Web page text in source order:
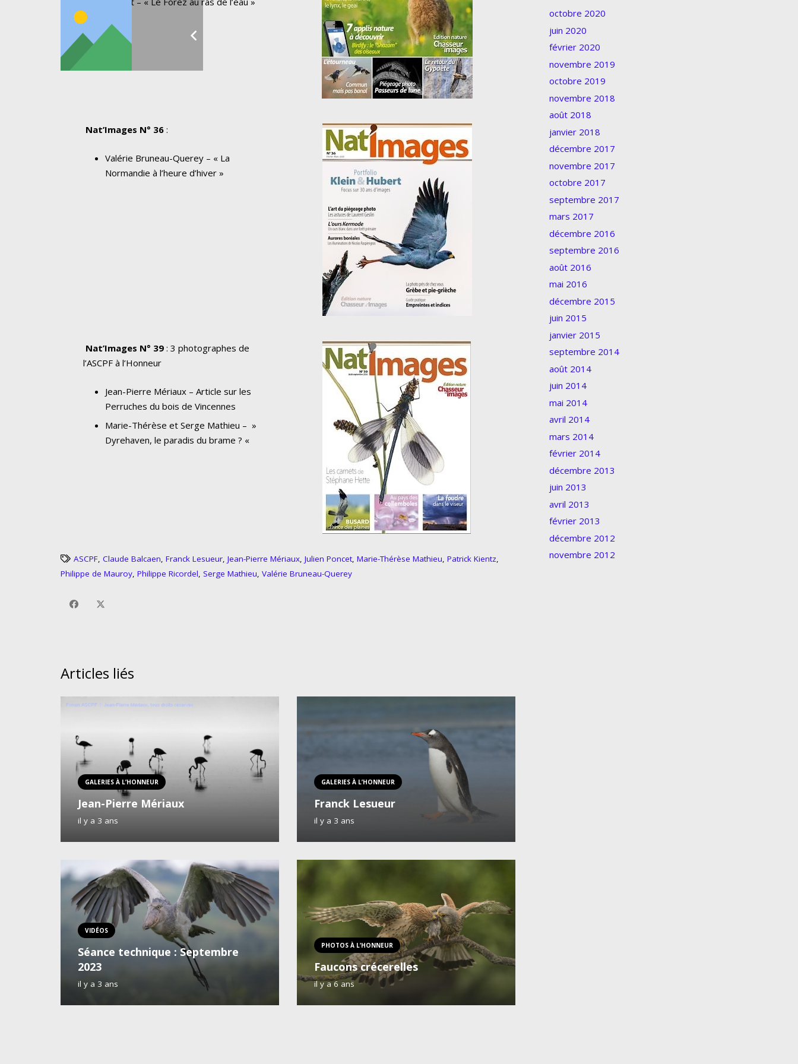
Nat’Images N° 36 :
Valérie Bruneau-Querey – « La
Normandie à l’heure d’hiver »
Nat’Images N° 39 : 3 photographes de
l’ASCPF à l’Honneur
Jean-Pierre Mériaux – Article sur les
Perruches du bois de Vincennes
Marie-Thérèse et Serge Mathieu – »
Dyrehaven, le paradis du brame ? «
ASCPF,Claude Balcaen,Franck Lesueur,Jean-Pierre Mériaux,Julien Poncet,Marie-Thérèse Mathieu,Patrick Kientz,
Philippe de Mauroy, Philippe Ricordel, Serge Mathieu, Valérie Bruneau-Querey
Articles liés
GALERIES À L’HONNEUR
Jean-Pierre Mériaux
il y a 3 ans
GALERIES À L’HONNEUR
Franck Lesueur
il y a 3 ans
VIDÉOS
Séance technique : Septembre
2023
il y a 3 ans
PHOTOS À L’HONNEUR
Faucons crécerelles
il y a 6 ans
octobre 2020
juin 2020
février 2020
novembre 2019
octobre 2019
novembre 2018
août 2018
janvier 2018
décembre 2017
novembre 2017
octobre 2017
septembre 2017
mars 2017
décembre 2016
septembre 2016
août 2016
mai 2016
décembre 2015
juin 2015
janvier 2015
septembre 2014
août 2014
juin 2014
mai 2014
avril 2014
mars 2014
février 2014
décembre 2013
juin 2013
avril 2013
février 2013
décembre 2012
novembre 2012